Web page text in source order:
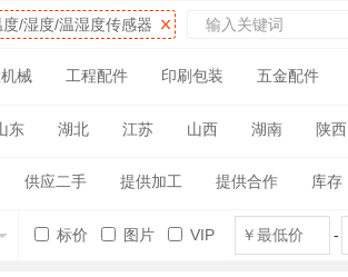
度/湿度/温湿度传感器
械 工程配件 印刷包装 五金配件
东 湖北 江苏 山西 湖南 陕西
供应二手 提供加工 提供合作 库存
标价 图片 VIP -